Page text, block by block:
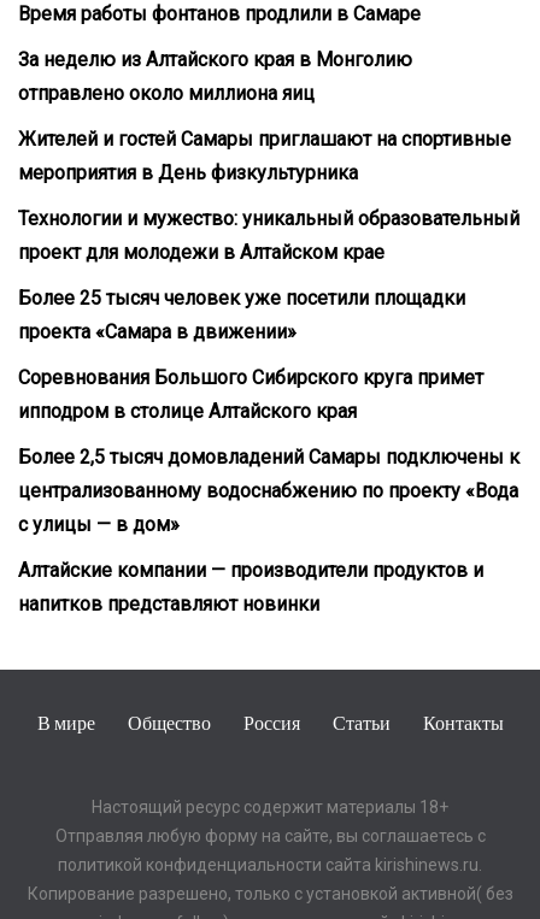
Время работы фонтанов продлили в Самаре
За неделю из Алтайского края в Монголию
отправлено около миллиона яиц
Жителей и гостей Самары приглашают на спортивные
мероприятия в День физкультурника
Технологии и мужество: уникальный образовательный
проект для молодежи в Алтайском крае
Более 25 тысяч человек уже посетили площадки
проекта «Самара в движении»
Соревнования Большого Сибирского круга примет
ипподром в столице Алтайского края
Более 2,5 тысяч домовладений Самары подключены к
централизованному водоснабжению по проекту «Вода
с улицы — в дом»
Алтайские компании — производители продуктов и
напитков представляют новинки
В мире Общество Россия Статьи Контакты
Настоящий ресурс содержит материалы 18+
Отправляя любую форму на сайте, вы соглашаетесь с
политикой конфиденциальности сайта kirishinews.ru.
Копирование разрешено, только с установкой активной( без